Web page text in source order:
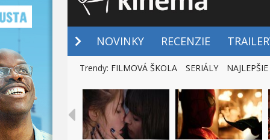
NOVINKY RECENZIE
Trendy: FILMOVÁ ŠKOLA SERIÁLY